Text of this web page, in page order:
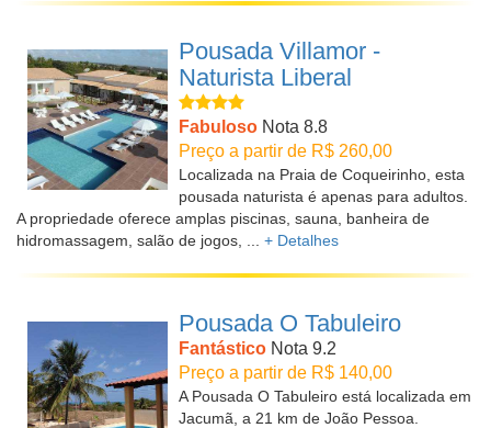
Pousada Villamor -
Naturista Liberal
Fabuloso Nota 8.8
Preço a partir de R$ 260,00
Localizada na Praia de Coqueirinho, esta
pousada naturista é apenas para adultos.
A propriedade oferece amplas piscinas, sauna, banheira de
hidromassagem, salão de jogos, ... + Detalhes
Pousada O Tabuleiro
Fantástico Nota 9.2
Preço a partir de R$ 140,00
A Pousada O Tabuleiro está localizada em
Jacumã, a 21 km de João Pessoa.